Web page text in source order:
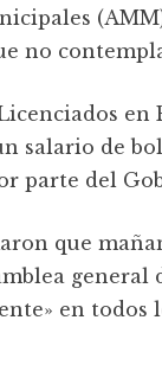
no
salario de
parte del
que
en todos